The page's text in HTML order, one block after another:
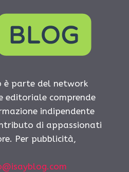
è parte del network
editoriale comprende
indipendente
di appassionati
Per pubblicità,